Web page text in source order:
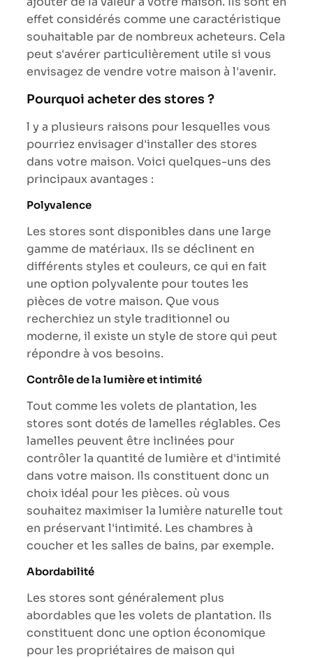
effet considérés comme une caractéristique
souhaitable par de nombreux acheteurs. Cela
peut s'avérer particulièrement utile si vous
envisagez de vendre votre maison à l'avenir.
Pourquoi acheter des stores ?
l y a plusieurs raisons pour lesquelles vous
pourriez envisager d'installer des stores
dans votre maison. Voici quelques-uns des
principaux avantages :
Polyvalence
Les stores sont disponibles dans une large
gamme de matériaux. Ils se déclinent en
différents styles et couleurs, ce qui en fait
une option polyvalente pour toutes les
pièces de votre maison. Que vous
recherchiez un style traditionnel ou
moderne, il existe un style de store qui peut
répondre à vos besoins.
Contrôle de la lumière et intimité
Tout comme les volets de plantation, les
stores sont dotés de lamelles réglables. Ces
lamelles peuvent être inclinées pour
contrôler la quantité de lumière et d'intimité
dans votre maison. Ils constituent donc un
choix idéal pour les pièces. où vous
souhaitez maximiser la lumière naturelle tout
en préservant l'intimité. Les chambres à
coucher et les salles de bains, par exemple.
Abordabilité
Les stores sont généralement plus
abordables que les volets de plantation. Ils
constituent donc une option économique
pour les propriétaires de maison qui